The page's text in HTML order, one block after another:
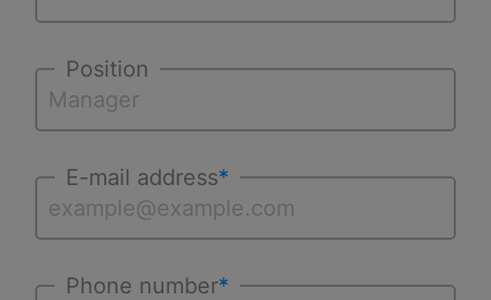
Position
E-mail address*
Phone number*